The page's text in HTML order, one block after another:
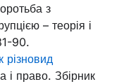
з
– теорія і
90.
різновид
і право. Збірник